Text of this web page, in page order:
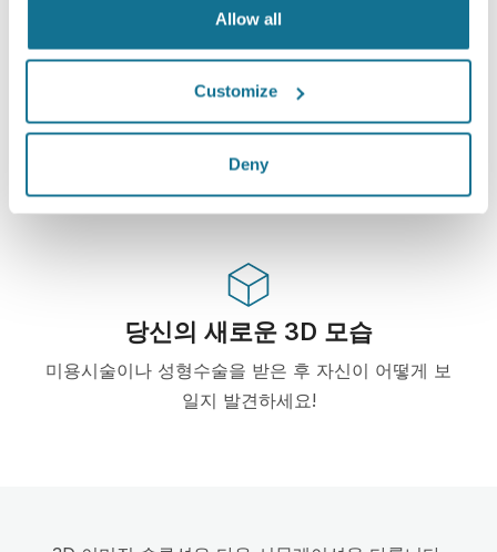
Allow all
Customize
Deny
첨단 기술
First web-based 3D simulator for plastic surgery
and aesthetic procedures already used by
doctors in over 100 countries and recomended
by several plastic surgery associations.
당신의 새로운 3D 모습
미용시술이나 성형수술을 받은 후 자신이 어떻게 보
일지 발견하세요!